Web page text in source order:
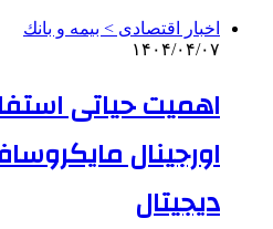
اخبار اقتصادی > بيمه و بانك
۱۴۰۴/۰۴/۰۷
اهمیت حیاتی
اورجینال
دیجیتال